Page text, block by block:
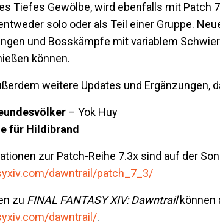
Tiefes Gewölbe, wird ebenfalls mit Patch
solo oder als Teil einer Gruppe.
und Bosskämpfe mit variablem
können.
weitere Updates und Ergänzungen,
– Yok Huy
für Hildibrand
zur Patch-Reihe 7.3x sind auf der
dawntrail/patch_7_3/
zu FINAL FANTASY XIV: Dawntrailkönnen
dawntrail/.